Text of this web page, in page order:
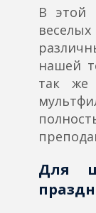
В этой
нашей
так же
Для